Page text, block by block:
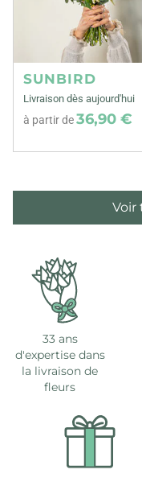
SUNBIRD
Livraison dès aujourd'hui
à partir de36,90 €
Voir
33 ans
d'expertise dans
la livraison de
fleurs